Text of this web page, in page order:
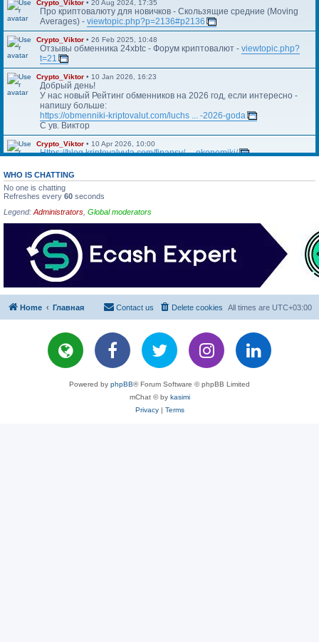
Crypto_Viktor • 20 Aug 2024, 17:35
Про криптовалюту для новичков - Скользящие средние (Moving
Averages) - viewtopic.php?p=2136#p2136
Crypto_Viktor • 26 Feb 2025, 10:48
Отзывы обменника 24xbtc - Форум криптовалют - viewtopic.php?
t=21
Crypto_Viktor • 10 Jan 2026, 16:23
Добрый день!
У нас новый Рейтинг обменников на 2026 год, если интересно -
напишу больше:
https://obmenniki-kriptovalut.com/luchs ... -2026-goda
С ув. Виктор
Crypto_Viktor • 10 Apr 2026, 10:00
Https://blog.kriptovalyuta.com/finansy/ ... ekonomiki/
WHO IS CHATTING
No one is chatting
Refreshes every 60 seconds
Legend: Administrators Global moderators
Home Главная All times are UTC+03:00
Delete cookies
Contact us
Powered by phpBB® Forum Software © phpBB Limited
mChat © by kasimi
Privacy| Terms